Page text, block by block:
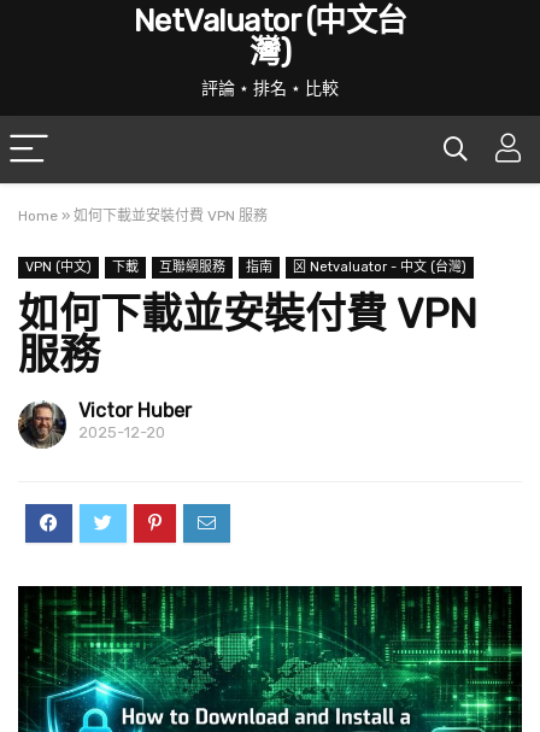
NetValuator (中文台
灣)
評論 ⋆ 排名 ⋆ 比較
Home » 如何下載並安裝付費 VPN 服務
VPN (中文) 下載 互聯網服務 指南 龱 Netvaluator - 中文 (台灣)
如何下載並安裝付費 VPN
服務
Victor Huber
2025-12-20